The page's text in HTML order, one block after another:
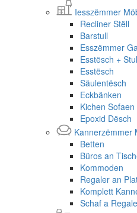
Iesszëmmer
Recliner Stëll
Barstull
Esszëmmer
Esstësch +
Esstësch
Säulentësch
Eckbänken
Kichen Sofaen
Epoxid Dësch
Kannerzëmmer
Betten
Büros an
Kommoden
Regaler an
Komplett
Schaf a